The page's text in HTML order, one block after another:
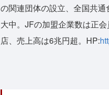
の関連団体の設立、全国共
大中。JFの加盟企業数は正
店、売上高は6兆円超。HP: